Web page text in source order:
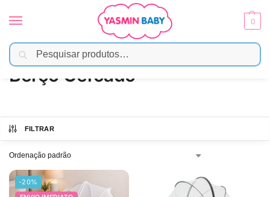
0
Início Passeio / Berço Cercado
Berço Cercado
FILTRAR
-20%